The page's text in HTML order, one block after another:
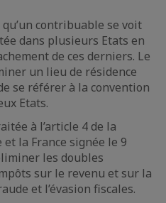
contribuable se voit
dans plusieurs Etats en
de ces derniers. Le
un lieu de résidence
se référer à la convention
Etats.
à l’article 4 de la
la France signée le 9
les doubles
sur le revenu et sur la
et l’évasion fiscales.